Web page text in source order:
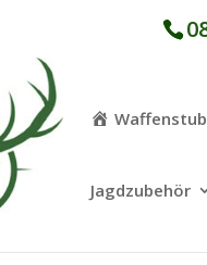
Jagdzubehör